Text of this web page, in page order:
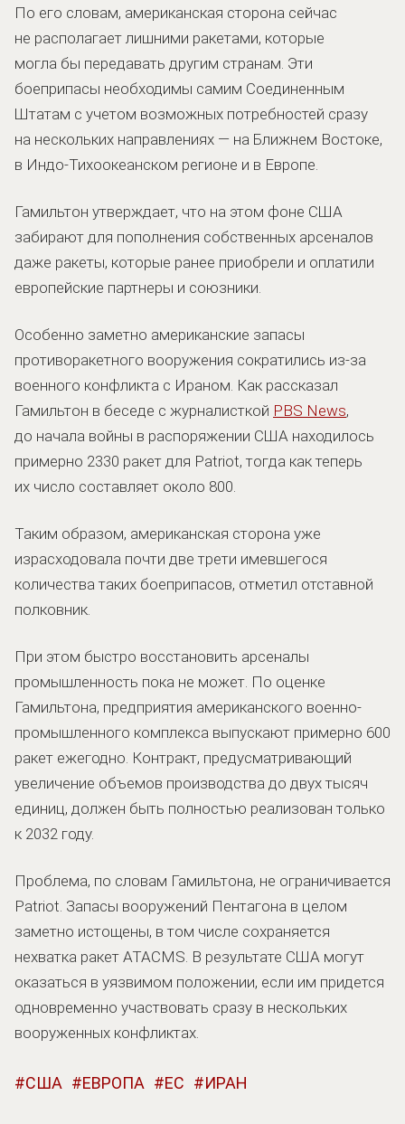
По его словам, американская сторона сейчас
не располагает лишними ракетами, которые
могла бы передавать другим странам. Эти
боеприпасы необходимы самим Соединенным
Штатам с учетом возможных потребностей сразу
на нескольких направлениях — на Ближнем Востоке,
в Индо-Тихоокеанском регионе и в Европе.
Гамильтон утверждает, что на этом фоне США
забирают для пополнения собственных арсеналов
даже ракеты, которые ранее приобрели и оплатили
европейские партнеры и союзники.
Особенно заметно американские запасы
противоракетного вооружения сократились из-за
военного конфликта с Ираном. Как рассказал
Гамильтон в беседе с журналисткой PBS News,
до начала войны в распоряжении США находилось
примерно 2330 ракет для Patriot, тогда как теперь
их число составляет около 800.
Таким образом, американская сторона уже
израсходовала почти две трети имевшегося
количества таких боеприпасов, отметил отставной
полковник.
При этом быстро восстановить арсеналы
промышленность пока не может. По оценке
Гамильтона, предприятия американского военно-
промышленного комплекса выпускают примерно 600
ракет ежегодно. Контракт, предусматривающий
увеличение объемов производства до двух тысяч
единиц, должен быть полностью реализован только
к 2032 году.
Проблема, по словам Гамильтона, не ограничивается
Patriot. Запасы вооружений Пентагона в целом
заметно истощены, в том числе сохраняется
нехватка ракет ATACMS. В результате США могут
оказаться в уязвимом положении, если им придется
одновременно участвовать сразу в нескольких
вооруженных конфликтах.
США ЕВРОПА ЕС ИРАН